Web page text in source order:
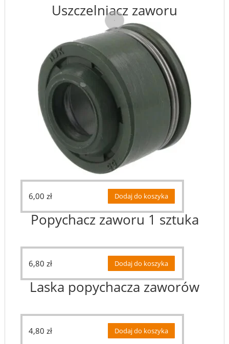
Uszczelniacz zaworu
6,00 zł Dodaj do koszyka
Popychacz zaworu 1 sztuka
6,80 zł Dodaj do koszyka
Laska popychacza zaworów
4,80 zł Dodaj do koszyka